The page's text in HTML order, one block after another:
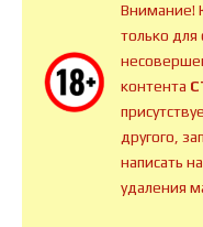
Внимание!
только
контента
другого,
написать
удаления